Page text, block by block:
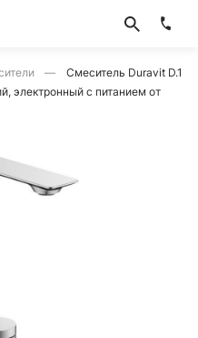
Смеситель Duravit D.1
электронный с питанием от